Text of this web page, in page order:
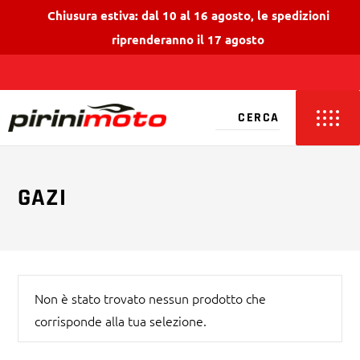
Chiusura estiva: dal 10 al 16 agosto, le spedizioni
riprenderanno il 17 agosto
GAZI
Non è stato trovato nessun prodotto che
corrisponde alla tua selezione.